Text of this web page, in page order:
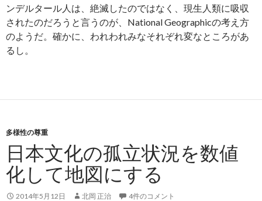
ンデルタール人は、絶滅したのではなく、現生人類に吸収
されたのだろうと言うのが、National Geographicの考え方
のようだ。確かに、われわれみなそれぞれ変なところがあ
るし。
多様性の尊重
日本文化の孤立状況を数値
化して地図にする
2014年5月12日 北岡 正治 4件のコメント